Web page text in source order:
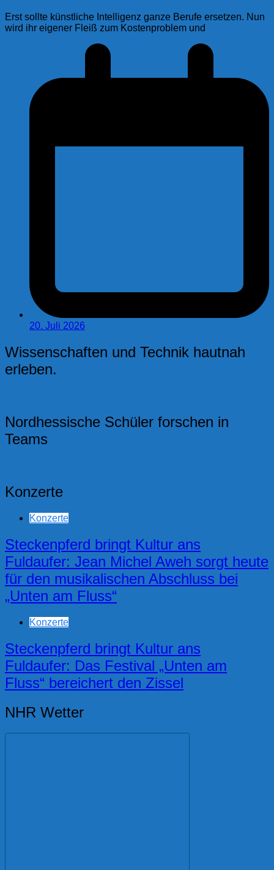
Erst sollte künstliche Intelligenz ganze Berufe ersetzen. Nun
wird ihr eigener Fleiß zum Kostenproblem und
20. Juli 2026
Wissenschaften und Technik hautnah
erleben.
Nordhessische Schüler forschen in
Teams
Konzerte
Konzerte
Steckenpferd bringt Kultur ans
Fuldaufer: Jean Michel Aweh sorgt heute
für den musikalischen Abschluss bei
„Unten am Fluss“
Konzerte
Steckenpferd bringt Kultur ans
Fuldaufer: Das Festival „Unten am
Fluss“ bereichert den Zissel
NHR Wetter